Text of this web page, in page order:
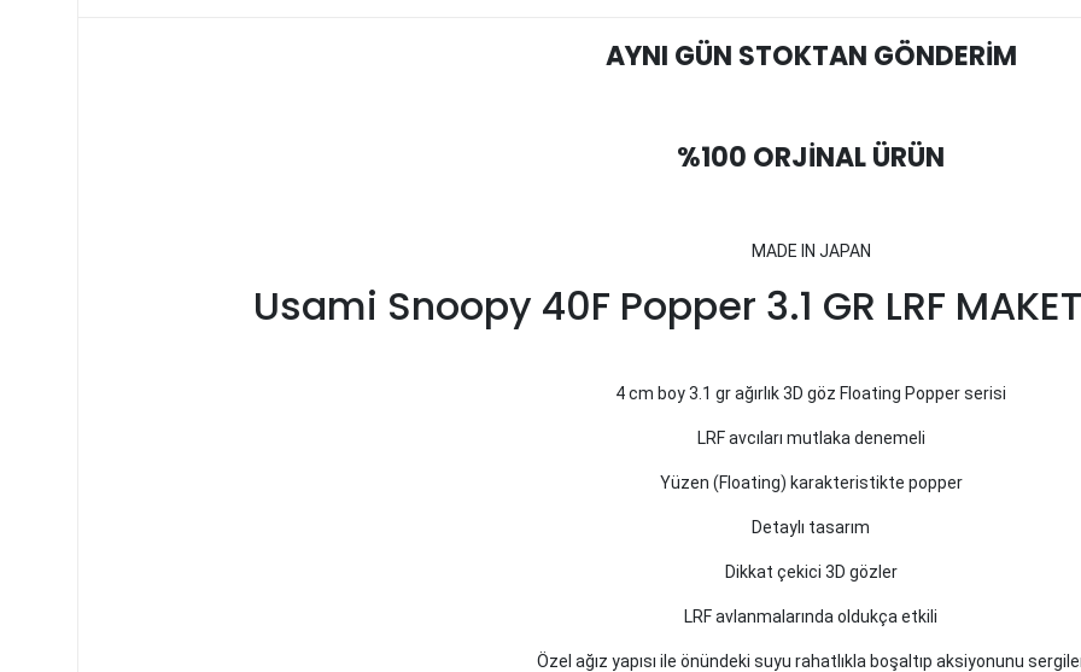
AYNI GÜN STOKTAN GÖNDERİM
%100 ORJİNAL ÜRÜN
MADE IN JAPAN
Usami Snoopy 40F Popper 3.1 GR LRF MAKET
4 cm boy 3.1 gr ağırlık 3D göz Floating Popper serisi
LRF avcıları mutlaka denemeli
Yüzen (Floating) karakteristikte popper
Detaylı tasarım
Dikkat çekici 3D gözler
LRF avlanmalarında oldukça etkili
Özel ağız yapısı ile önündeki suyu rahatlıkla boşaltıp aksiyonunu